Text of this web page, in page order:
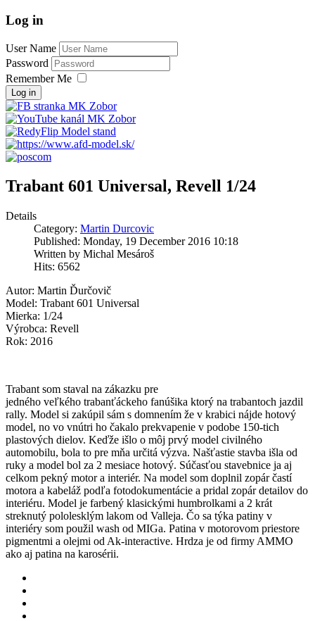
Log in
User Name
Password
Remember Me
Log in
Trabant 601 Universal, Revell 1/24
Details
Category: Martin Durcovic
Published: Monday, 19 December 2016 10:18
Written by Michal Mesároš
Hits: 6562
Autor: Martin Ďurčovič
Model: Trabant 601 Universal
Mierka: 1/24
Výrobca: Revell
Rok: 2016
Trabant som staval na zákazku pre
jedného veľkého trabanťáckeho fanúšika ktorý na trabantoch jazdil
rally. Model si zakúpil sám s domnením že v krabici nájde hotový
model, no vo vnútri ho čakalo prekvapenie v podobe 150-tich
plastových dielov. Keďže išlo o môj prvý model civilného
automobilu, bola to pre mňa určitá výzva. Našťastie stavba išla od
ruky a model bol za 2 mesiace hotový. Súčasťou stavebnice ja aj
celkom pekný motor a interiér. Na model som doplnil zopár častí
motora a kabeláž podľa fotodokumentácie a pridal zopár detailov do
interiéru. Model je farbený klasickými humbrolkami a 2 krát
streknutý pololesklým lakom od Valleja. Čo sa týka patiny v
interiéry som použil wash od MIGa. Patina v motorovom priestore
pigmentmi a olejmi od Ak-interactive. Hrdza je od firmy AMMO
ako aj patina na karosérii.